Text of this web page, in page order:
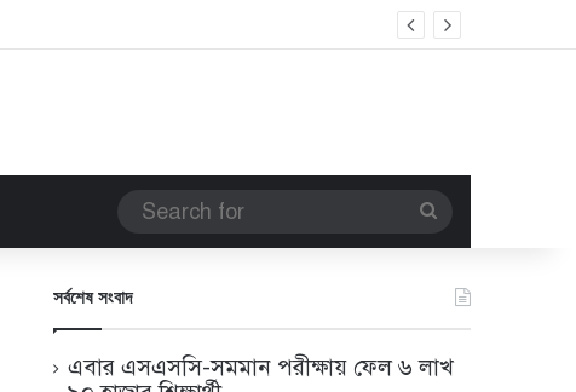
for
সর্বশেষ সংবাদ
এবার এসএসসি-সমমান পরীক্ষায় ফেল ৬ লাখ